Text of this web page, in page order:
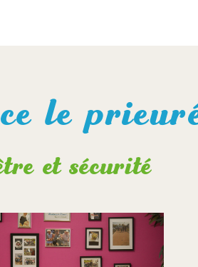
le
et sécurité